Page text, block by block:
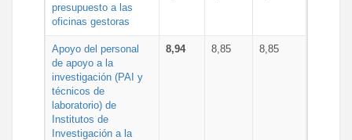
presupuesto a las
oficinas gestoras
Apoyo del personal
de apoyo a la
investigación (PAI y
técnicos de
laboratorio) de
Institutos de
Investigación a la
8,94 8,85 8,85